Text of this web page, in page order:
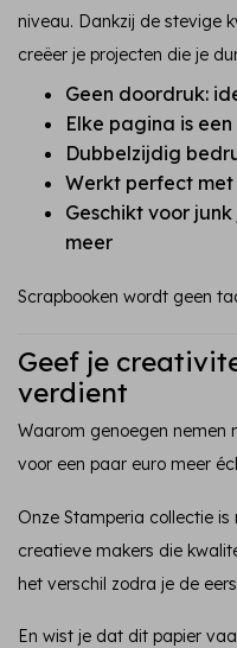
niveau. Dankzij de stevige
creëer je projecten die je
Geen doordruk:
Elke pagina is
Dubbelzijdig
Werkt perfect met
Geschikt voor
meer
Scrapbooken wordt geen
Geef je
verdient
Waarom genoegen
voor een paar euro meer
Onze Stamperia collectie
creatieve makers die
het verschil zodra je de
En wist je dat dit papier